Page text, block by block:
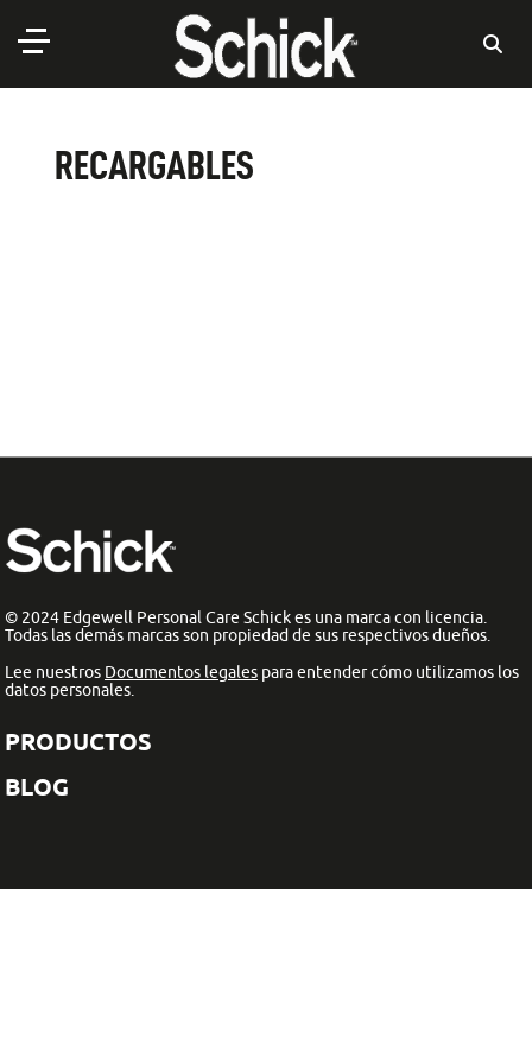
RECARGABLES
© 2024 Edgewell Personal Care Schick es una marca con licencia.
Todas las demás marcas son propiedad de sus respectivos dueños.
Lee nuestros Documentos legales para entender cómo utilizamos los
datos personales.
PRODUCTOS
BLOG